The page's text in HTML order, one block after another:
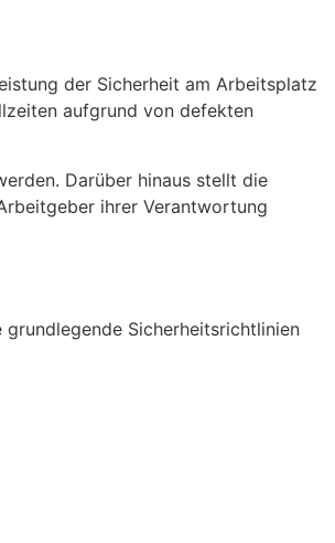
der Sicherheit am Arbeitsplatz
aufgrund von defekten
Darüber hinaus stellt die
ihrer Verantwortung
Sicherheitsrichtlinien